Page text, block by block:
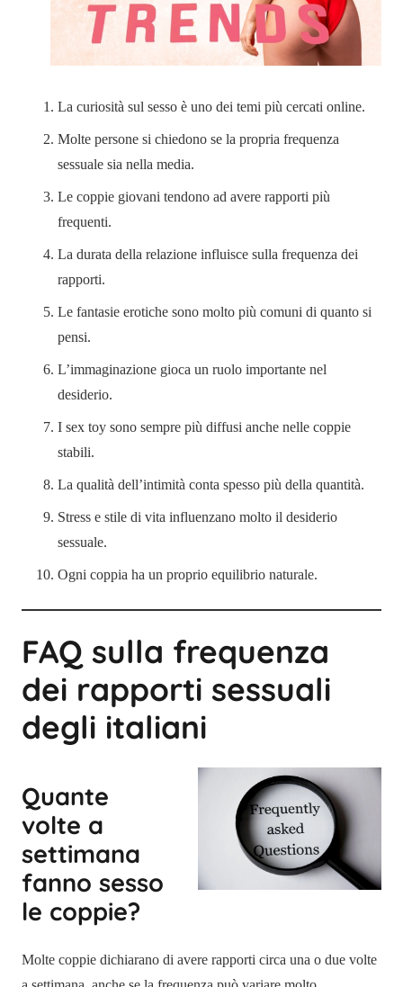
La curiosità sul sesso è uno dei temi più cercati online.
Molte persone si chiedono se la propria frequenza
sessuale sia nella media.
Le coppie giovani tendono ad avere rapporti più
frequenti.
La durata della relazione influisce sulla frequenza dei
rapporti.
Le fantasie erotiche sono molto più comuni di quanto si
pensi.
L’immaginazione gioca un ruolo importante nel
desiderio.
I sex toy sono sempre più diffusi anche nelle coppie
stabili.
La qualità dell’intimità conta spesso più della quantità.
Stress e stile di vita influenzano molto il desiderio
sessuale.
Ogni coppia ha un proprio equilibrio naturale.
FAQ sulla frequenza
dei rapporti sessuali
degli italiani
Quante
volte a
settimana
fanno sesso
le coppie?
Molte coppie dichiarano di avere rapporti circa una o due volte